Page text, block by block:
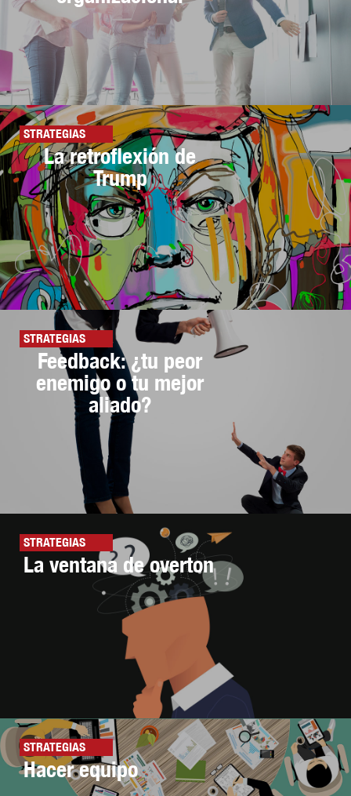
STRATEGIAS
La retroflexión de
Trump
STRATEGIAS
Feedback: ¿tu peor
enemigo o tu mejor
aliado?
STRATEGIAS
La ventana de overton
STRATEGIAS
Hacer equipo